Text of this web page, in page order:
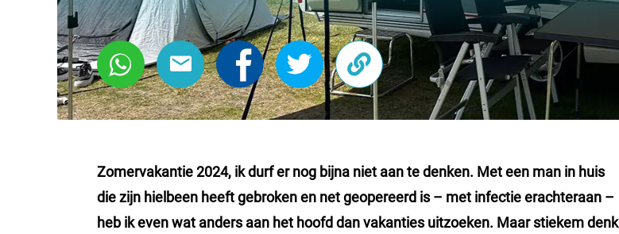
Zomervakantie 2024, ik durf er nog bijna niet aan te denken. Met een man in huis
die zijn hielbeen heeft gebroken en net geopereerd is – met infectie erachteraan –
heb ik even wat anders aan het hoofd danvakanties uitzoeken. Maar stiekem denk